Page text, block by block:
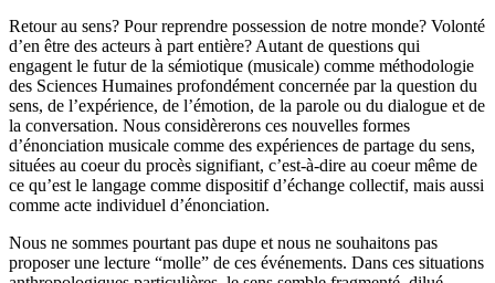
Retour au sens? Pour reprendre possession de notre monde? Volonté
d’en être des acteurs à part entière? Autant de questions qui
engagent le futur de la sémiotique (musicale) comme méthodologie
des Sciences Humaines profondément concernée par la question du
sens, de l’expérience, de l’émotion, de la parole ou du dialogue et de
la conversation. Nous considèrerons ces nouvelles formes
d’énonciation musicale comme des expériences de partage du sens,
situées au coeur du procès signifiant, c’est-à-dire au coeur même de
ce qu’est le langage comme dispositif d’échange collectif, mais aussi
comme acte individuel d’énonciation.
Nous ne sommes pourtant pas dupe et nous ne souhaitons pas
proposer une lecture “molle” de ces événements. Dans ces situations